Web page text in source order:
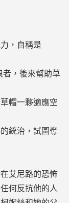
，自稱是
者，後來幫助草
帽一夥適應空
統治，試圖奪
艾尼路的恐怖
何反抗他的人